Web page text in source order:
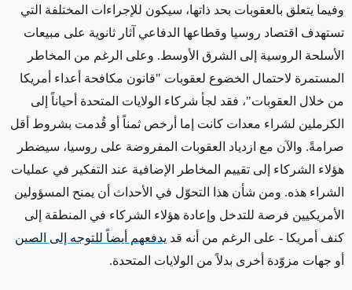
وفيما يتعلق بالعقوبات بحد ذاتها، سيكون للإجراءات المختلفة التي
تستهدف اقتصاد روسيا وقطاعها الدفاعي آثار ثانوية على مبيعات
الأسلحة الروسية إلى الشرق الأوسط. وعلى الرغم من المخاطر
المستمرة لاحتمال الخضوع لعقوبات "قانون مكافحة أعداء أمريكا
من خلال العقوبات"، فقد لجأ شركاء الولايات المتحدة أحياناً إلى
الكرملين لشراء معدات كانت إما أرخص ثمناً أو قُدمت بشروط أقل
صرامةً. والآن مع ازدياد العقوبات المفروضة على روسيا، سيضطر
هؤلاء الشركاء إلى تقييم المخاطر الإضافية عند التفكير في عمليات
الشراء هذه. ومن شأن هذا التحوّل في الأحداث أن يمنح المسؤولين
الأمريكيين فرصة للتدخل وإعادة هؤلاء الشركاء في المنطقة إلى
كنف أمريكا - على الرغم من أنه قد يدفعهم أيضاً للتوجه إلى الصين
أو جهات مزوّدة أخرى بدلاً من الولايات المتحدة.